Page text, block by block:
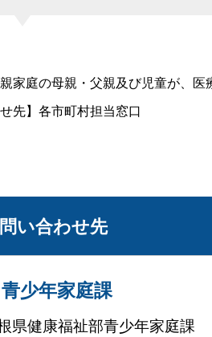
家庭の母親・父親及び児童が、医
せ先】各市町村担当窓口
い合わせ先
青少年家庭課
県健康福祉部青少年家庭課